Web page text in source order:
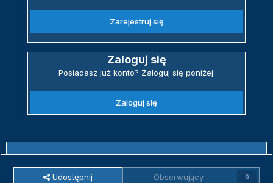
Zarejestruj się
Zaloguj się
Posiadasz już konto? Zaloguj się poniżej.
Zaloguj się
Udostępnij Obserwujący 0